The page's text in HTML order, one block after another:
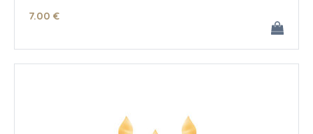
7.00 €